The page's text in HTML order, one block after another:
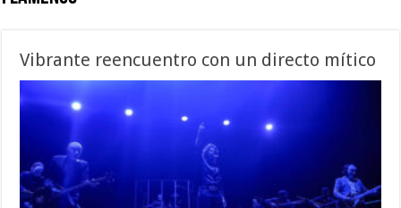
Vibrante reencuentro con un directo mítico